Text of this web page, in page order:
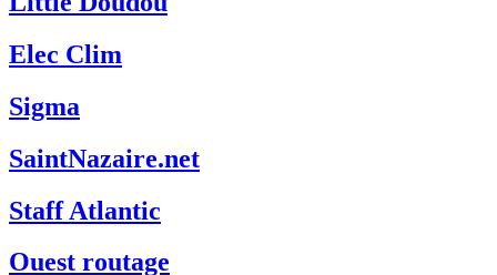
Elec Clim
Sigma
SaintNazaire.net
Staff Atlantic
Ouest routage